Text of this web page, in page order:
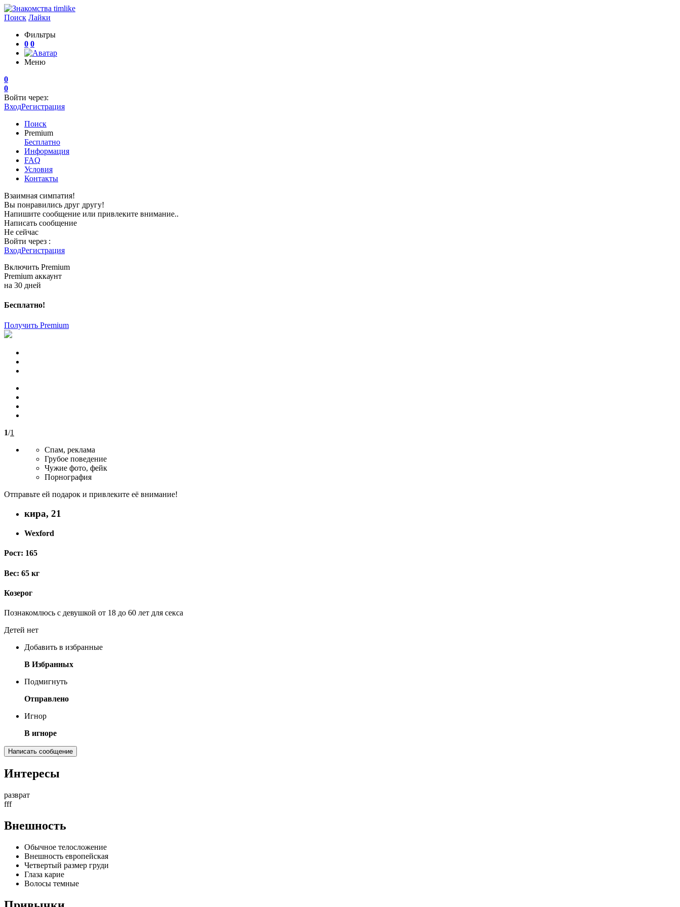
Поиск Лайки
Фильтры
0 0
Меню
0
0
Войти через:
ВходРегистрация
Поиск
Premium
Бесплатно
Информация
FAQ
Условия
Контакты
Взаимная симпатия!
Вы понравились друг другу!
Напишите сообщение или привлеките внимание..
Написать сообщение
Не сейчас
Войти через :
ВходРегистрация
Включить Premium
Premium аккаунт
на 30 дней
Бесплатно!
Получить Premium
1/1
Спам, реклама
Грубое поведение
Чужие фото, фейк
Порнография
Отправьте ей подарок и привлеките её внимание!
кира, 21
Wexford
Рост: 165
Вес: 65 кг
Козерог
Познакомлюсь с девушкой от 18 до 60 лет для секса
Детей нет
Добавить в избранные
В Избранных
Подмигнуть
Отправлено
Игнор
В игноре
Написать сообщение
Интересы
разврат
fff
Внешность
Обычное телосложение
Внешность европейская
Четвертый размер груди
Глаза карие
Волосы темные